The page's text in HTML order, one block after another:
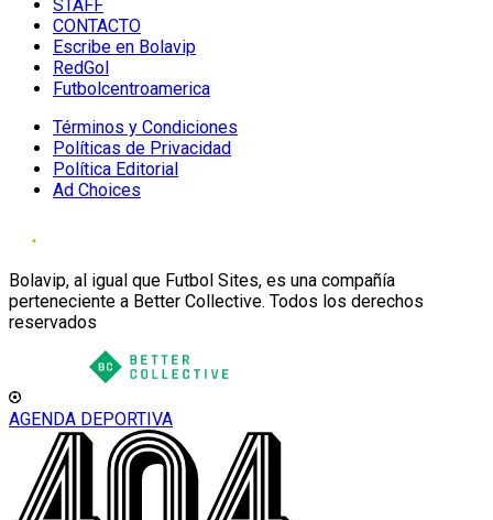
STAFF
CONTACTO
Escribe en Bolavip
RedGol
Futbolcentroamerica
Términos y Condiciones
Políticas de Privacidad
Política Editorial
Ad Choices
Bolavip, al igual que Futbol Sites, es una compañía
perteneciente a Better Collective. Todos los derechos
reservados
AGENDA DEPORTIVA